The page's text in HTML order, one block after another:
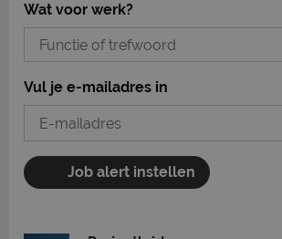
Wat voor werk?
Vul je e-mailadres in
Job alert instellen